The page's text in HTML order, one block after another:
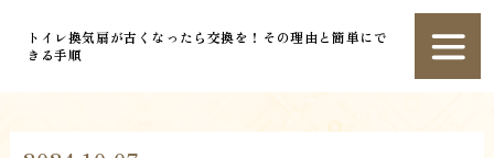
トイレ換気扇が古くなったら交換を！その理由と簡単にで
きる手順